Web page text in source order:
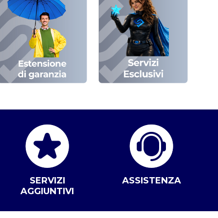
SERVIZI
AGGIUNTIVI
ASSISTENZA